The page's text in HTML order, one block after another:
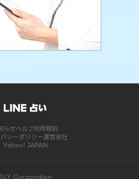
らせヘルプ利用規約
シーポリシー運営会社
Yahoo! JAPAN
Corporation